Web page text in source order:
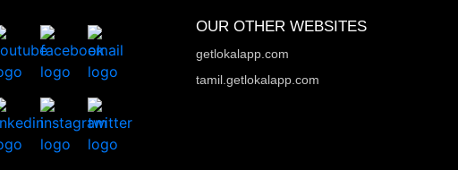
OUR OTHER WEBSITES
getlokalapp.com
tamil.getlokalapp.com